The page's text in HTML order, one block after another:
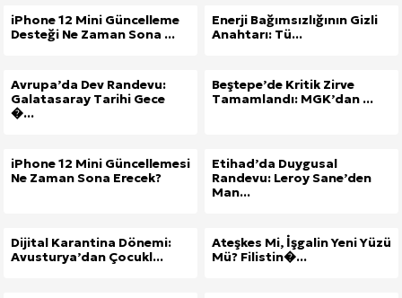
iPhone 12 Mini Güncelleme
Desteği Ne Zaman Sona ...
Enerji Bağımsızlığının Gizli
Anahtarı: Tü...
Avrupa’da Dev Randevu:
Galatasaray Tarihi Gece
�...
Beştepe’de Kritik Zirve
Tamamlandı: MGK’dan ...
iPhone 12 Mini Güncellemesi
Ne Zaman Sona Erecek?
Etihad’da Duygusal
Randevu: Leroy Sane’den
Man...
Dijital Karantina Dönemi:
Avusturya’dan Çocukl...
Ateşkes Mi, İşgalin Yeni Yüzü
Mü? Filistin�...